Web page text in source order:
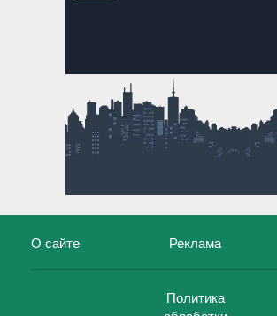
О сайте Реклама
Политика